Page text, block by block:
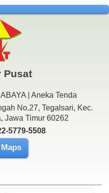
Pusat
| Aneka Tenda
No.27, Tegalsari, Kec.
Jawa Timur 60262
5779-5508